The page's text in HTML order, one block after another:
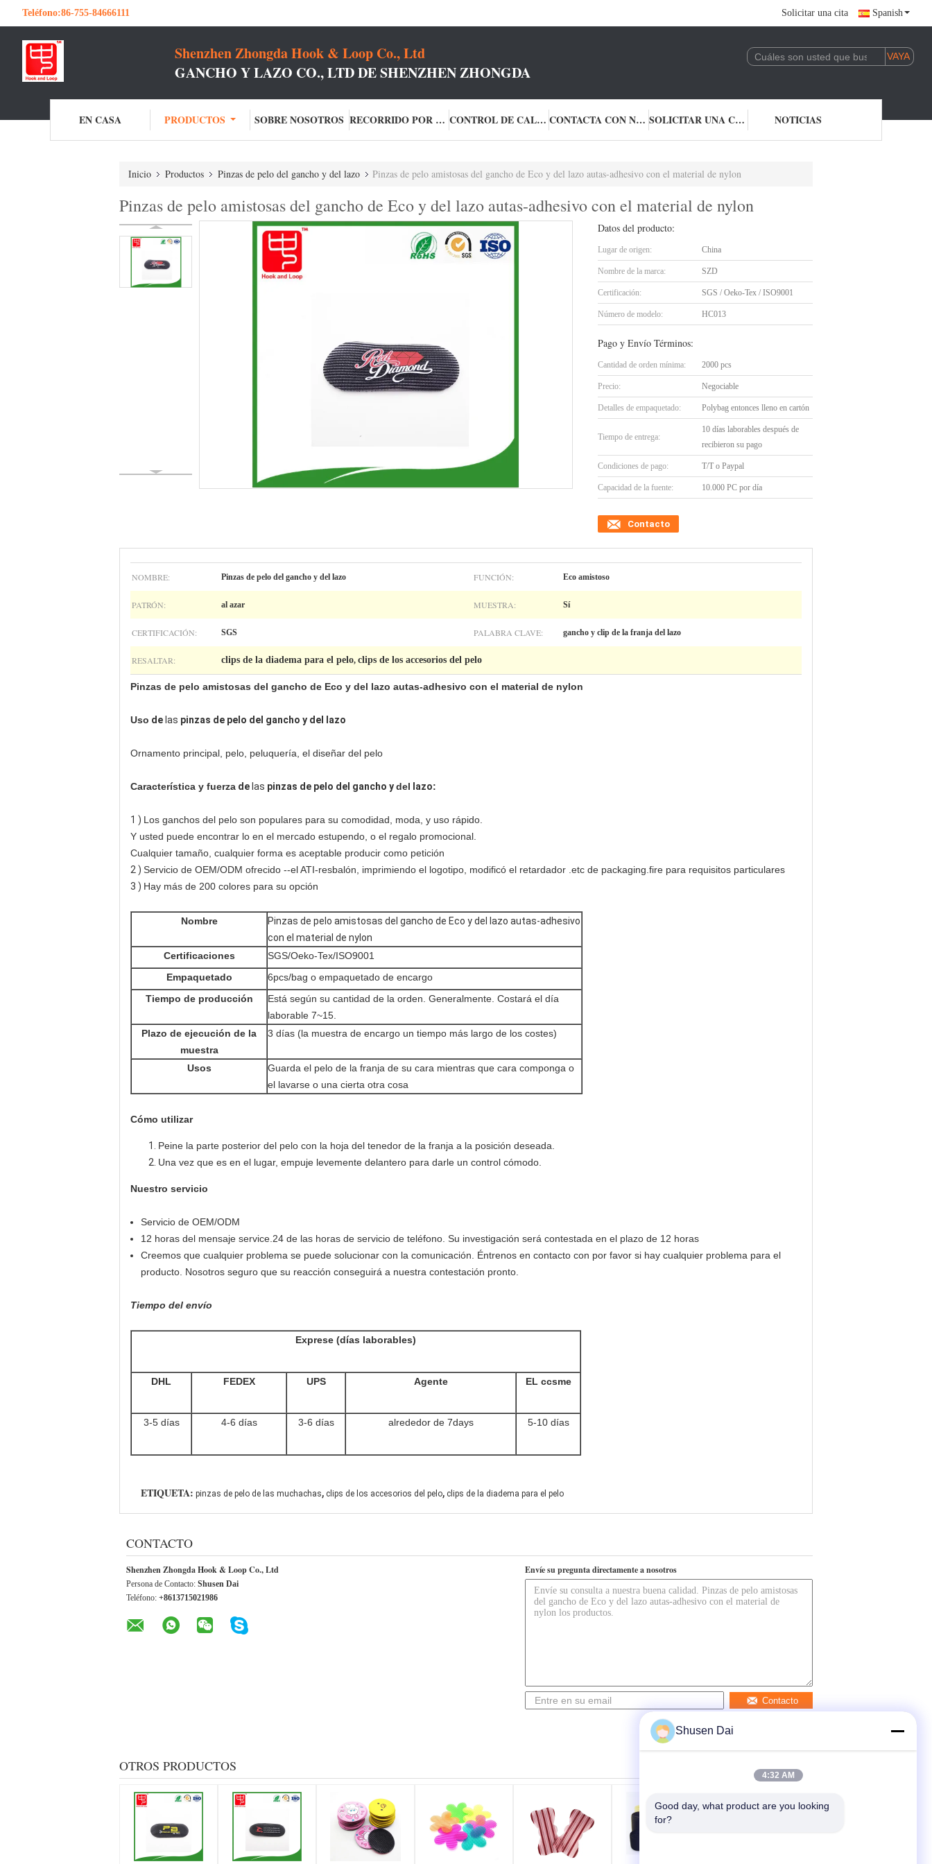
Teléfono:86-755-84666111 Solicitar una cita Spanish
Shenzhen Zhongda Hook & Loop Co., Ltd
GANCHO Y LAZO CO., LTD DE SHENZHEN ZHONGDA
EN CASA PRODUCTOS SOBRE NOSOTROS RECORRIDO POR LA FÁBRICA CONTROL DE CALIDAD CONTACTA CON NOSOTROS SOLICITAR UNA CITA NOTICIAS
Inicio Productos Pinzas de pelo del gancho y del lazo Pinzas de pelo amistosas del gancho de Eco y del lazo autas-adhesivo con el material de nylon
Pinzas de pelo amistosas del gancho de Eco y del lazo autas-adhesivo con el material de nylon
Datos del producto:
Lugar de origen: China
Nombre de la marca: SZD
Certificación: SGS / Oeko-Tex / ISO9001
Número de modelo: HC013
Pago y Envío Términos:
Cantidad de orden mínima: 2000 pcs
Precio: Negociable
Detalles de empaquetado: Polybag entonces lleno en cartón
Tiempo de entrega:
10 días laborables después de
recibieron su pago
Condiciones de pago: T/T o Paypal
Capacidad de la fuente: 10.000 PC por día
Contacto
NOMBRE: Pinzas de pelo del gancho y del lazo FUNCIÓN: Eco amistoso
PATRÓN: al azar MUESTRA: Sí
CERTIFICACIÓN: SGS PALABRA CLAVE: gancho y clip de la franja del lazo
RESALTAR: clips de la diadema para el pelo, clips de los accesorios del pelo
Pinzas de pelo amistosas del gancho de Eco y del lazo autas-adhesivo con el material de nylon
Uso de las pinzas de pelo del gancho y del lazo
Ornamento principal, pelo, peluquería, el diseñar del pelo
Característica y fuerza de las pinzas de pelo del gancho ydel lazo:
1 ) Los ganchos del pelo son populares para su comodidad, moda, y uso rápido.
Y usted puede encontrar lo en el mercado estupendo, o el regalo promocional.
Cualquier tamaño, cualquier forma es aceptable producir como petición
2 ) Servicio de OEM/ODM ofrecido --el ATI-resbalón, imprimiendo el logotipo, modificó el retardador .etc de packaging.fire para requisitos particulares
3 ) Hay más de 200 colores para su opción
Nombre
Pinzas de pelo amistosas del gancho de Eco y del lazo autas-adhesivo
con el material de nylon
Certificaciones
SGS/Oeko-Tex/ISO9001
Empaquetado
6pcs/bag o empaquetado de encargo
Tiempo de producción
Está según su cantidad de la orden. Generalmente. Costará el día
laborable 7~15.
Plazo de ejecución de la
muestra
3 días (la muestra de encargo un tiempo más largo de los costes)
Usos
Guarda el pelo de la franja de su cara mientras que cara componga o
el lavarse o una cierta otra cosa
Cómo utilizar
Peine la parte posterior del pelo con la hoja del tenedor de la franja a la posición deseada.
Una vez que es en el lugar, empuje levemente delantero para darle un control cómodo.
Nuestro servicio
Servicio de OEM/ODM
12 horas del mensaje service.24 de las horas de servicio de teléfono. Su investigación será contestada en el plazo de 12 horas
Creemos que cualquier problema se puede solucionar con la comunicación. Éntrenos en contacto con por favor si hay cualquier problema para el
producto. Nosotros seguro que su reacción conseguirá a nuestra contestación pronto.
Tiempo del envío
Exprese (días laborables)
DHL FEDEX UPS Agente EL ccsme
3-5 días 4-6 días 3-6 días alrededor de 7days 5-10 días
ETIQUETA: pinzas de pelo de las muchachas, clips de los accesorios del pelo, clips de la diadema para el pelo
CONTACTO
Shenzhen Zhongda Hook & Loop Co., Ltd
Persona de Contacto: Shusen Dai
Teléfono: +8613715021986
Envíe su pregunta directamente a nosotros
Contacto
OTROS PRODUCTOS
Shusen Dai
4:32 AM
Good day, what product are you looking
for?